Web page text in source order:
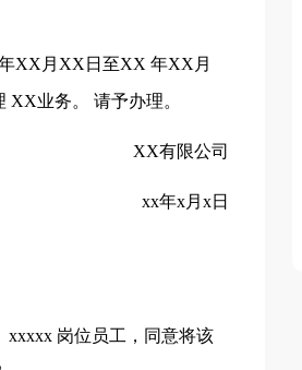
XX月XX日至XX 年XX月
业务。 请予办理。
XX有限公司
xx年x月x日
xxxxx 岗位员工，同意将该